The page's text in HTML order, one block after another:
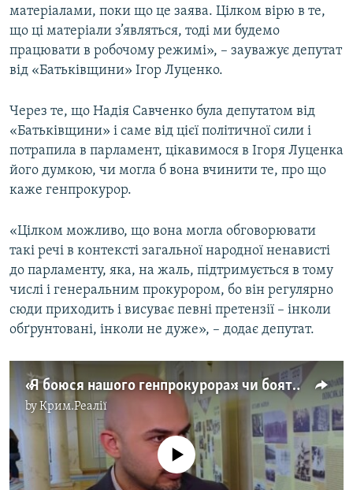
матеріалами, поки що це заява. Цілком вірю в те,
що ці матеріали з’являться, тоді ми будемо
працювати в робочому режимі», – зауважує депутат
від «Батьківщини» Ігор Луценко.
Через те, що Надія Савченко була депутатом від
«Батьківщини» і саме від цієї політичної сили і
потрапила в парламент, цікавимося в Ігоря Луценка
його думкою, чи могла б вона вчинити те, про що
каже генпрокурор.
«Цілком можливо, що вона могла обговорювати
такі речі в контексті загальної народної ненависті
до парламенту, яка, на жаль, підтримується в тому
числі і генеральним прокурором, бо він регулярно
сюди приходить і висуває певні претензії – інколи
обґрунтовані, інколи не дуже», – додає депутат.
«Я боюся нашого генпрокурора»: чи бояться депутати теракту в Раді (відео)
byКрим.Реалії
No media source currently available